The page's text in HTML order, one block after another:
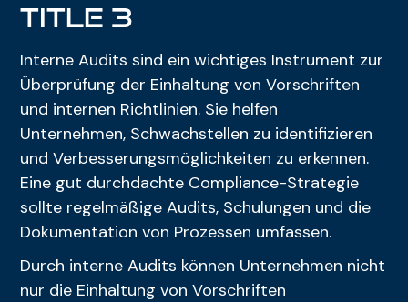
title 3
Interne Audits sind ein wichtiges Instrument zur
Überprüfung der Einhaltung von Vorschriften
und internen Richtlinien. Sie helfen
Unternehmen, Schwachstellen zu identifizieren
und Verbesserungsmöglichkeiten zu erkennen.
Eine gut durchdachte Compliance-Strategie
sollte regelmäßige Audits, Schulungen und die
Dokumentation von Prozessen umfassen.
Durch interne Audits können Unternehmen nicht
nur die Einhaltung von Vorschriften